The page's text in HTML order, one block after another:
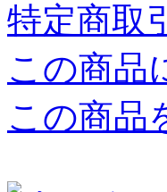
特定商取
この商品
この商品